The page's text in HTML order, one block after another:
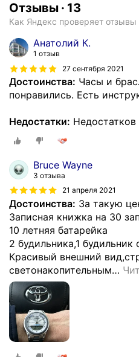
Отзывы · 13
Как Яндекс проверяет отзывы
Анатолий К.
1 отзыв
27 сентября 2021
Достоинства: Часы и
понравились. Есть
Недостатки:
Bruce Wayne
3 отзыва
21 апреля 2021
Достоинства: За такую
Записная книжка на 30
10 летняя батарейка
2 будильника,1 будильник
Красивый внешний
светонакопительным…